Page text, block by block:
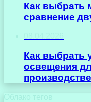
Как выбрать
сравнение
Как выбрать
освещения
Облако тегов